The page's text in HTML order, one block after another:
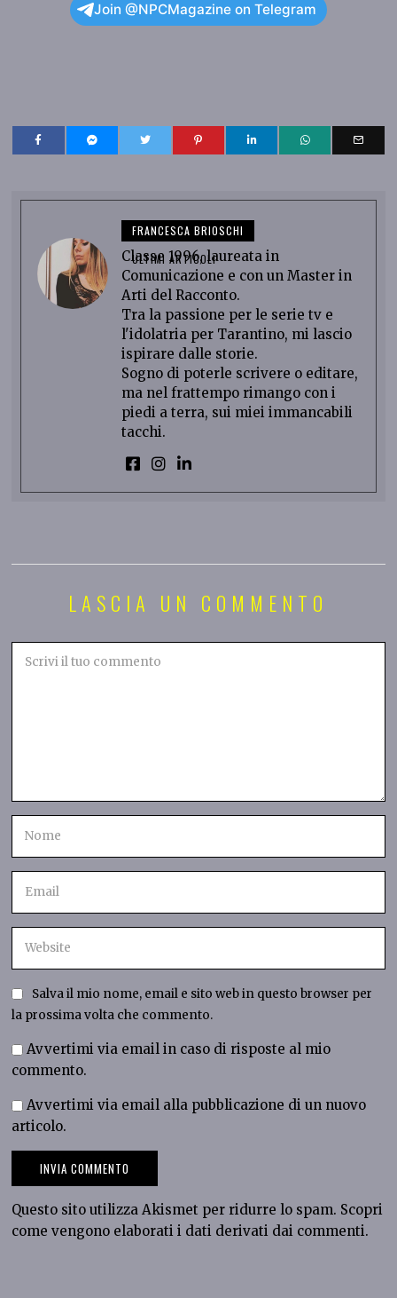
Join @NPCMagazine on Telegram
FRANCESCA BRIOSCHI
ULTIMI ARTICOLI
Classe 1996, laureata in
Comunicazione e con un Master in
Arti del Racconto.
Tra la passione per le serie tv e
l'idolatria per Tarantino, mi lascio
ispirare dalle storie.
Sogno di poterle scrivere o editare,
ma nel frattempo rimango con i
piedi a terra, sui miei immancabili
tacchi.
LASCIA UN COMMENTO
Salva il mio nome, email e sito web in questo browser per
la prossima volta che commento.
Avvertimi via email in caso di risposte al mio
commento.
Avvertimi via email alla pubblicazione di un nuovo
articolo.
Questo sito utilizza Akismet per ridurre lo spam. Scopri
come vengono elaborati i dati derivati dai commenti.